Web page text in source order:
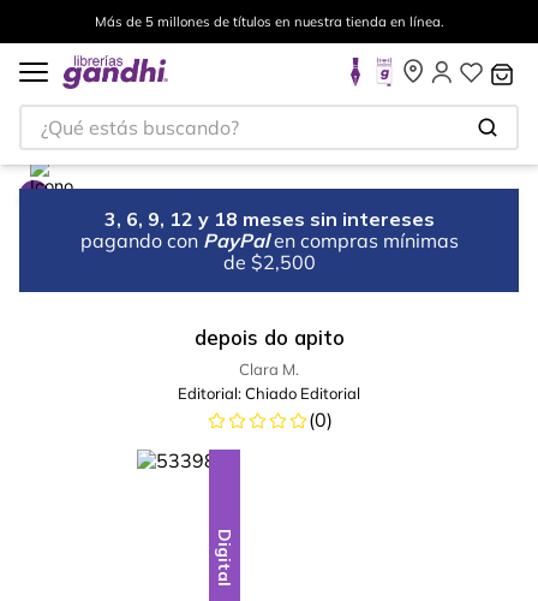
Más de 5 millones de títulos en nuestra tienda en línea.
¿Qué estás buscando?
3, 6, 9, 12 y 18 meses sin intereses
pagando con PayPal en compras mínimas
de $2,500
depois do apito
Clara M.
Editorial:Chiado Editorial
(0)
Digital